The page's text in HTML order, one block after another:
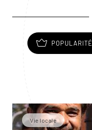
POPULARITÉ
Vie locale